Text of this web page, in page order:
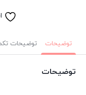
توضیحات توضیحات
توضیحات